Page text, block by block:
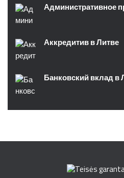
Административное
Аккредитив в Литве
Банковский вклад в